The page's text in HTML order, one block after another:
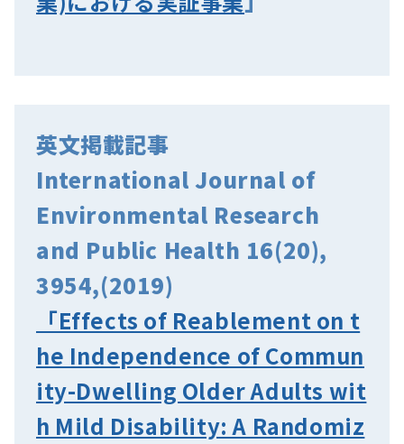
英文掲載記事
International Journal of
Environmental Research
and Public Health 16(20),
3954,(2019)
「Effects of Reablement on t
he Independence of Commun
ity-Dwelling Older Adults wit
h Mild Disability: A Randomiz